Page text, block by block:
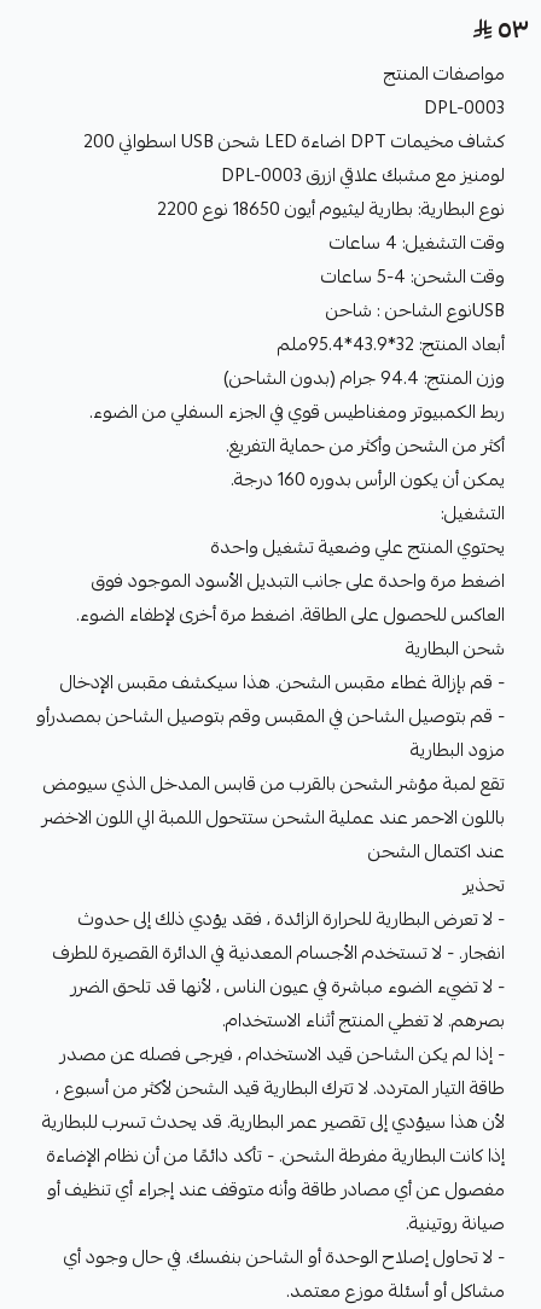
٥٣
مواصفات المنتج
DPL-0003
كشاف مخيمات DPT اضاءة LED شحن USB اسطواني 200
لومنيز مع مشبك علاقي ازرق DPL-0003
نوع البطارية: بطارية ليثيوم أيون 18650 نوع 2200
وقت التشغيل: 4 ساعات
وقت الشحن: 4-5 ساعات
USBنوع الشاحن : شاحن
أبعاد المنتج: 32*43.9*95.4ملم
وزن المنتج: 94.4 جرام (بدون الشاحن)
ربط الكمبيوتر ومغناطيس قوي في الجزء السفلي من الضوء.
أكثر من الشحن وأكثر من حماية التفريغ.
يمكن أن يكون الرأس بدوره 160 درجة.
التشغيل:
يحتوي المنتج علي وضعية تشغيل واحدة
اضغط مرة واحدة على جانب التبديل الأسود الموجود فوق
العاكس للحصول على الطاقة. اضغط مرة أخرى لإطفاء الضوء.
شحن البطارية
- قم بإزالة غطاء مقبس الشحن. هذا سيكشف مقبس الإدخال
- قم بتوصيل الشاحن في المقبس وقم بتوصيل الشاحن بمصدرأو
مزود البطارية
تقع لمبة مؤشر الشحن بالقرب من قابس المدخل الذي سيومض
باللون الاحمر عند عملية الشحن ستتحول اللمبة الي اللون الاخضر
عند اكتمال الشحن
تحذير
- لا تعرض البطارية للحرارة الزائدة ، فقد يؤدي ذلك إلى حدوث
انفجار. - لا تستخدم الأجسام المعدنية في الدائرة القصيرة للطرف
- لا تضيء الضوء مباشرة في عيون الناس ، لأنها قد تلحق الضرر
بصرهم. لا تغطي المنتج أثناء الاستخدام.
- إذا لم يكن الشاحن قيد الاستخدام ، فيرجى فصله عن مصدر
طاقة التيار المتردد. لا تترك البطارية قيد الشحن لأكثر من أسبوع ،
لأن هذا سيؤدي إلى تقصير عمر البطارية. قد يحدث تسرب للبطارية
إذا كانت البطارية مفرطة الشحن. - تأكد دائمًا من أن نظام الإضاءة
مفصول عن أي مصادر طاقة وأنه متوقف عند إجراء أي تنظيف أو
صيانة روتينية.
- لا تحاول إصلاح الوحدة أو الشاحن بنفسك. في حال وجود أي
مشاكل أو أسئلة موزع معتمد.